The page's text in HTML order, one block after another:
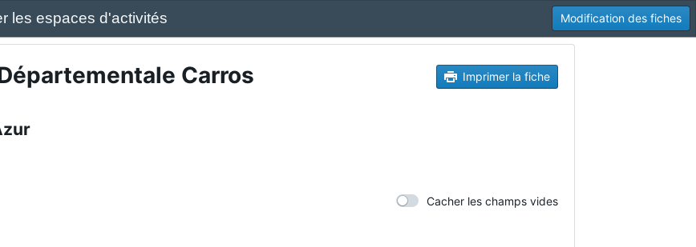
les espaces d'activités Modification des fiches
Carros Imprimer la fiche
Cacher les champs vides